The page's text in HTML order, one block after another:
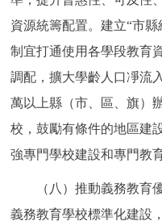
資源統籌配置。建立“市
制宜打通使用各學段教育
調配，擴大學齡人口凈流
萬以上縣（市、區、旗）
校，鼓勵有條件的地區建
強專門學校建設和專門教
（八）推動義務教育
義務教育學校標準化建設